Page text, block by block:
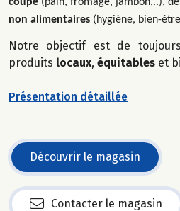
non alimentaires (hygiène, bien-
Notre objectif est de
produits locaux, équitables et
Présentation détaillée
Découvrir le magasin
Contacter le magasin